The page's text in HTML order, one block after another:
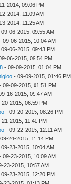
2014, 09:06 PM
2014, 11:09 AM
2014, 11:25 AM
09-06-2015, 09:55 AM
- 09-06-2015, 10:04 AM
09-06-2015, 09:43 PM
06-2015, 09:54 PM
- 09-09-2015, 01:04 PM
- 09-09-2015, 01:46 PM
- 09-09-2015, 01:51 PM
16-2015, 09:47 AM
20-2015, 06:59 PM
- 09-20-2015, 08:26 PM
21-2015, 11:41 PM
- 09-22-2015, 12:11 AM
24-2015, 11:14 PM
09-23-2015, 10:04 AM
- 09-23-2015, 10:09 AM
23-2015, 10:57 AM
09-23-2015, 12:20 PM